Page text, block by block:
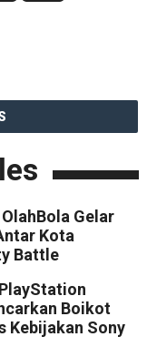
Gelar
Kota
Battle
Boikot
Kebijakan Sony